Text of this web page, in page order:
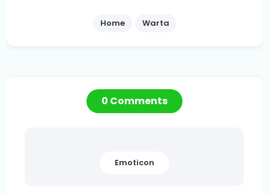
Home Warta
0 Comments
Emoticon